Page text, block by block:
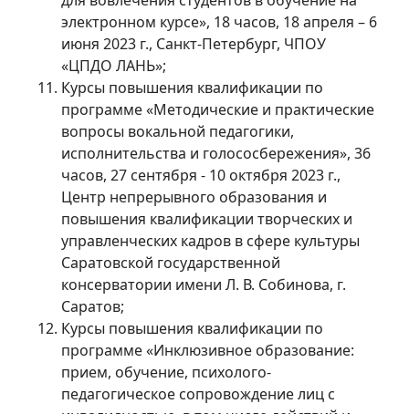
электронном курсе», 18 часов, 18 апреля – 6
июня 2023 г., Санкт-Петербург, ЧПОУ
«ЦПДО ЛАНЬ»;
Курсы повышения квалификации по
программе «Методические и практические
вопросы вокальной педагогики,
исполнительства и голососбережения», 36
часов, 27 сентября - 10 октября 2023 г.,
Центр непрерывного образования и
повышения квалификации творческих и
управленческих кадров в сфере культуры
Саратовской государственной
консерватории имени Л. В. Собинова, г.
Саратов;
Курсы повышения квалификации по
программе «Инклюзивное образование:
прием, обучение, психолого-
педагогическое сопровождение лиц с